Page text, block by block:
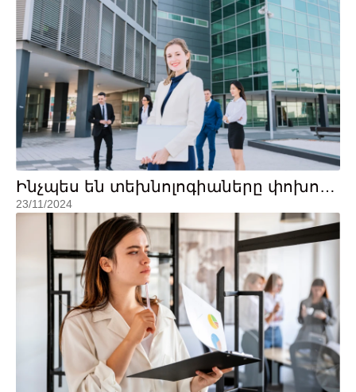
Ինչպես են տեխնոլոգիաները փոխում
ֆինանսական աշխարհը
23/11/2024